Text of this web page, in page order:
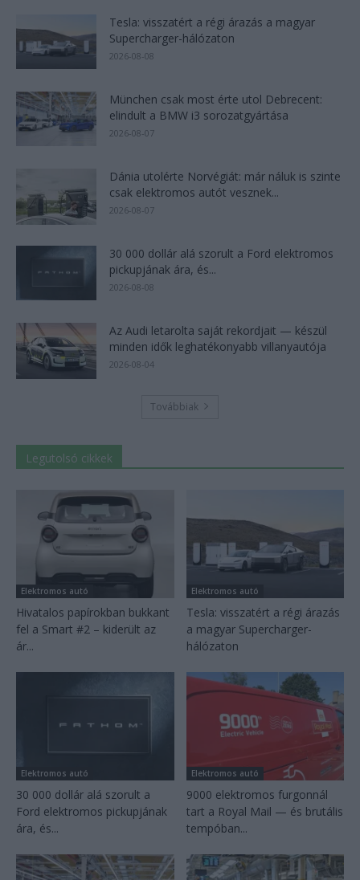
Tesla: visszatért a régi árazás a magyar
Supercharger-hálózaton
2026-08-08
München csak most érte utol Debrecent:
elindult a BMW i3 sorozatgyártása
2026-08-07
Dánia utolérte Norvégiát: már náluk is szinte
csak elektromos autót vesznek...
2026-08-07
30 000 dollár alá szorult a Ford elektromos
pickupjának ára, és...
2026-08-08
Az Audi letarolta saját rekordjait — készül
minden idők leghatékonyabb villanyautója
2026-08-04
Továbbiak
Legutolsó cikkek
Elektromos autó
Hivatalos papírokban bukkant
fel a Smart #2 – kiderült az
ár...
Elektromos autó
Tesla: visszatért a régi árazás
a magyar Supercharger-
hálózaton
Elektromos autó
30 000 dollár alá szorult a
Ford elektromos pickupjának
ára, és...
Elektromos autó
9000 elektromos furgonnál
tart a Royal Mail — és brutális
tempóban...